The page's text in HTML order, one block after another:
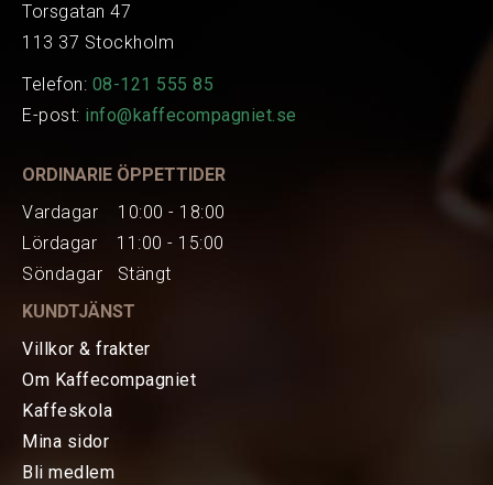
HEM
Torsgatan 47
113 37 Stockholm
Telefon: 08-121 555 85
E-post: info@kaffecompagniet.se
ORDINARIE ÖPPETTIDER
Vardagar 10:00 - 18:00
Lördagar 11:00 - 15:00
Söndagar Stängt
KUNDTJÄNST
Villkor & frakter
Om Kaffecompagniet
Kaffeskola
Mina sidor
Bli medlem